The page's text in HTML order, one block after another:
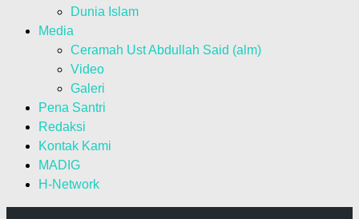
Dunia Islam
Media
Ceramah Ust Abdullah Said (alm)
Video
Galeri
Pena Santri
Redaksi
Kontak Kami
MADIG
H-Network